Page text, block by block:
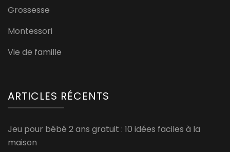
Grossesse
Montessori
Vie de famille
ARTICLES RÉCENTS
Jeu pour bébé 2 ans gratuit : 10 idées faciles à la
maison